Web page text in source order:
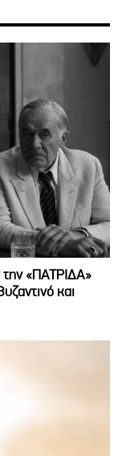
την «ΠΑΤΡΙΔΑ»
και